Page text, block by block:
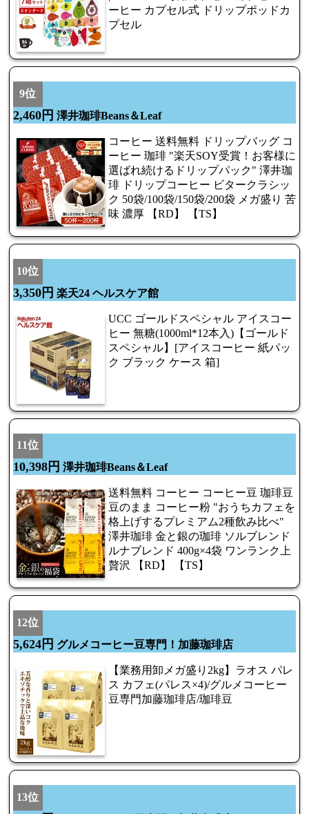
ーヒー カプセル式 ドリップポッドカ
プセル
9位
2,460円 澤井珈琲Beans＆Leaf
コーヒー 送料無料 ドリップバッグ コ
ーヒー 珈琲 "楽天SOY受賞！お客様に
選ばれ続けるドリップパック" 澤井珈
琲 ドリップコーヒー ビタークラシッ
ク 50袋/100袋/150袋/200袋 メガ盛り 苦
味 濃厚 【RD】 【TS】
10位
3,350円 楽天24 ヘルスケア館
UCC ゴールドスペシャル アイスコー
ヒー 無糖(1000ml*12本入)【ゴールド
スペシャル】[アイスコーヒー 紙パッ
ク ブラック ケース 箱]
11位
10,398円 澤井珈琲Beans＆Leaf
送料無料 コーヒー コーヒー豆 珈琲豆
豆のまま コーヒー粉 "おうちカフェを
格上げするプレミアム2種飲み比べ"
澤井珈琲 金と銀の珈琲 ソルブレンド
ルナブレンド 400g×4袋 ワンランク上
贅沢 【RD】 【TS】
12位
5,624円 グルメコーヒー豆専門！加藤珈琲店
【業務用卸メガ盛り2kg】ラオス パレ
ス カフェ(パレス×4)/グルメコーヒー
豆専門加藤珈琲店/珈琲豆
13位